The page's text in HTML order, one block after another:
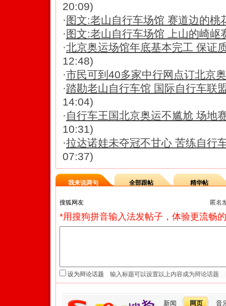
20:09)
· 图文:老山自行车场馆 赛道边的桃
· 图文:老山自行车场馆 上山的崎岖
·北京奥运场馆年底基本完工 保证
12:48)
·市民可到40多家中行网点订北京
·踏勘老山自行车馆 国际自行车联
14:04)
· 自行车王国北京奥运不尴尬 场地
10:31)
·拉达诺娃未夺冠不甘心 苦练自行
07:37)
我来说两句 全部跟帖 精华帖
匿名
*用搜狗拼音输入法发帖子，体验更流畅
设为辩论话题
新闻 网页 音